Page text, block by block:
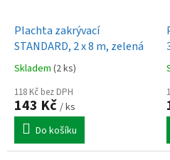
Plachta zakrývací
STANDARD, 2 x 8 m, zelená
Skladem (2 ks)
118 Kč bez DPH
143 Kč / ks
Do košíku